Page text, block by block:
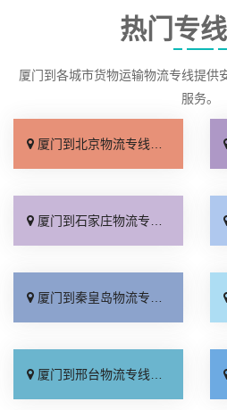
热门专
厦门到各城市货物运输物流专线提供
服务。
厦门到北京物流专线_直达不中转「送货到门」
厦门到石家庄物流专线_准时准点「多少公里」
厦门到秦皇岛物流专线_高效运输「运保时效」
厦门到邢台物流专线_专业靠谱「上门提货」